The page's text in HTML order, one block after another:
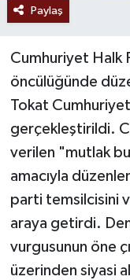
Paylaş
Cumhuriyet Halk
öncülüğünde
Tokat
gerçekleştirildi.
verilen "mutlak
amacıyla
parti temsilcisini
araya getirdi.
vurgusunun öne
üzerinden siyasi